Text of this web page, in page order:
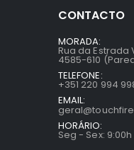
CONTACTO
MORADA:
Rua da Estrada
4585-610
TELEFONE:
+351 220 994
EMAIL:
HORÁRIO:
Seg - Sex: 9:00h